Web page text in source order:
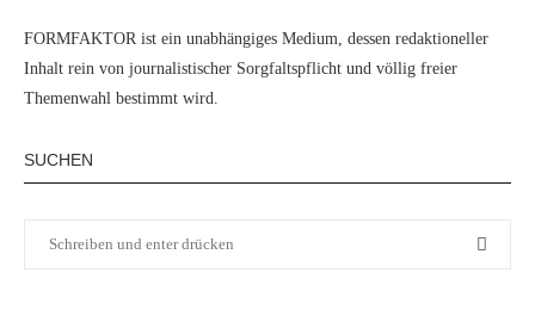
FORMFAKTOR ist ein unabhängiges Medium, dessen redaktioneller
Inhalt rein von journalistischer Sorgfaltspflicht und völlig freier
Themenwahl bestimmt wird.
SUCHEN